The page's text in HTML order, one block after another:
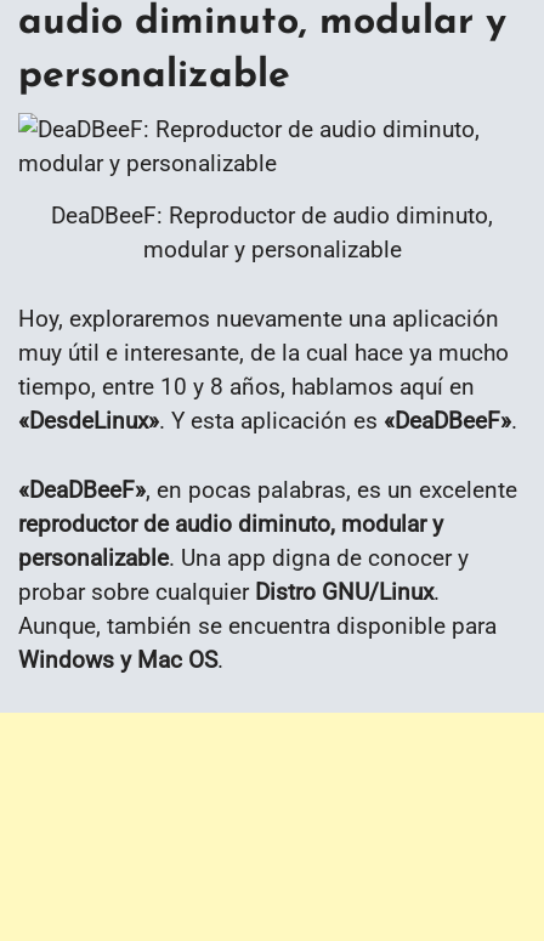
audio diminuto, modular y
personalizable
DeaDBeeF: Reproductor de audio diminuto,
modular y personalizable
Hoy, exploraremos nuevamente una aplicación
muy útil e interesante, de la cual hace ya mucho
tiempo, entre 10 y 8 años, hablamos aquí en
«DesdeLinux». Y esta aplicación es «DeaDBeeF».
«DeaDBeeF», en pocas palabras, es un excelente
reproductor de audio diminuto, modular y
personalizable. Una app digna de conocer y
probar sobre cualquier Distro GNU/Linux.
Aunque, también se encuentra disponible para
Windows y Mac OS.